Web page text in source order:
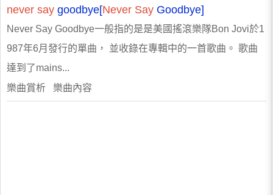
never say goodbye[Never Say Goodbye]
Never Say Goodbye一般指的是是美國搖滾樂隊Bon Jovi於1
987年6月發行的單曲， 並收錄在專輯中的一首歌曲。 歌曲
達到了mains...
樂曲賞析 樂曲內容